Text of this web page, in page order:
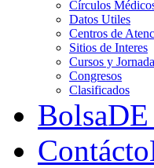
Círculos
Datos Utiles
Centros de
Sitios de Interes
Cursos y
Congresos
Clasificados
Bolsa
Contácto